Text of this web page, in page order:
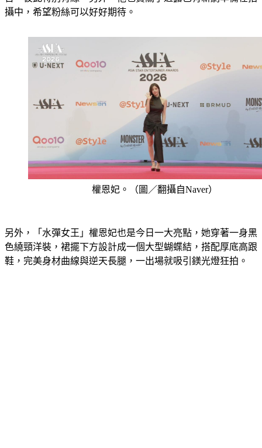
攝中，希望粉絲可以好好期待。
權恩妃。（圖／翻攝自Naver）
另外，「水彈女王」權恩妃也是今日一大亮點，她穿著一身黑
色繞頸洋裝，裙擺下方設計成一個大型蝴蝶結，搭配厚底高跟
鞋，完美身材曲線與逆天長腿，一出場就吸引鎂光燈狂拍。